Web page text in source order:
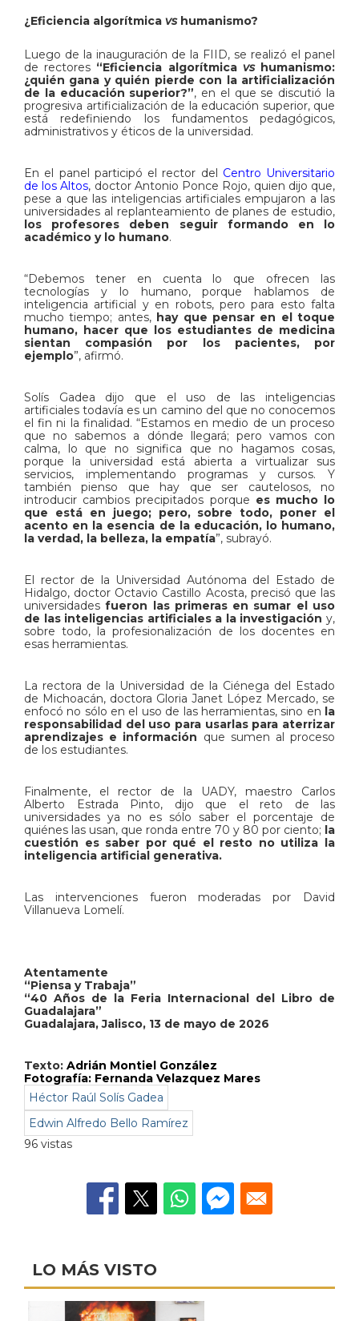
¿Eficiencia algorítmica vshumanismo?
Luego de la inauguración de la FIID, se realizó el panel
de rectores “Eficiencia algorítmica vshumanismo:
¿quién gana y quién pierde con la artificialización
de la educación superior?”, en el que se discutió la
progresiva artificialización de la educación superior, que
está redefiniendo los fundamentos pedagógicos,
administrativos y éticos de la universidad.
En el panel participó el rector del Centro Universitario
de los Altos, doctor Antonio Ponce Rojo, quien dijo que,
pese a que las inteligencias artificiales empujaron a las
universidades al replanteamiento de planes de estudio,
los profesores deben seguir formando en lo
académico y lo humano.
“Debemos tener en cuenta lo que ofrecen las
tecnologías y lo humano, porque hablamos de
inteligencia artificial y en robots, pero para esto falta
mucho tiempo; antes, hay que pensar en el toque
humano, hacer que los estudiantes de medicina
sientan compasión por los pacientes, por
ejemplo”, afirmó.
Solís Gadea dijo que el uso de las inteligencias
artificiales todavía es un camino del que no conocemos
el fin ni la finalidad. “Estamos en medio de un proceso
que no sabemos a dónde llegará; pero vamos con
calma, lo que no significa que no hagamos cosas,
porque la universidad está abierta a virtualizar sus
servicios, implementando programas y cursos. Y
también pienso que hay que ser cautelosos, no
introducir cambios precipitados porque es mucho lo
que está en juego; pero, sobre todo, poner el
acento en la esencia de la educación, lo humano,
la verdad, la belleza, la empatía”, subrayó.
El rector de la Universidad Autónoma del Estado de
Hidalgo, doctor Octavio Castillo Acosta, precisó que las
universidades fueron las primeras en sumar el uso
de las inteligencias artificiales a la investigación y,
sobre todo, la profesionalización de los docentes en
esas herramientas.
La rectora de la Universidad de la Ciénega del Estado
de Michoacán, doctora Gloria Janet López Mercado, se
enfocó no sólo en el uso de las herramientas, sino en la
responsabilidad del uso para usarlas para aterrizar
aprendizajes e información que sumen al proceso
de los estudiantes.
Finalmente, el rector de la UADY, maestro Carlos
Alberto Estrada Pinto, dijo que el reto de las
universidades ya no es sólo saber el porcentaje de
quiénes las usan, que ronda entre 70 y 80 por ciento; la
cuestión es saber por qué el resto no utiliza la
inteligencia artificial generativa.
Las intervenciones fueron moderadas por David
Villanueva Lomelí.
Atentamente
“Piensa y Trabaja”
“40 Años de la Feria Internacional del Libro de
Guadalajara”
Guadalajara, Jalisco, 13 de mayo de 2026
Texto: Adrián Montiel González
Fotografía: Fernanda Velazquez Mares
Héctor Raúl Solís Gadea
Edwin Alfredo Bello Ramírez
96 vistas
LO MÁS VISTO